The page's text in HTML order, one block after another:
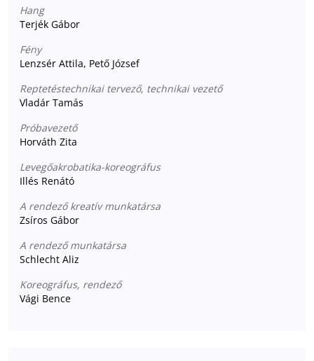
Hang
Terjék Gábor
Fény
Lenzsér Attila, Pető József
Reptetéstechnikai tervező, technikai vezető
Vladár Tamás
Próbavezető
Horváth Zita
Levegőakrobatika-koreográfus
Illés Renátó
A rendező kreatív munkatársa
Zsíros Gábor
A rendező munkatársa
Schlecht Aliz
Koreográfus, rendező
Vági Bence